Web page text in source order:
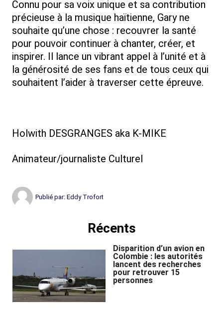
Connu pour sa voix unique et sa contribution
précieuse à la musique haïtienne, Gary ne
souhaite qu’une chose : recouvrer la santé
pour pouvoir continuer à chanter, créer, et
inspirer. Il lance un vibrant appel à l’unité et à
la générosité de ses fans et de tous ceux qui
souhaitent l’aider à traverser cette épreuve.
Holwith DESGRANGES aka K-MIKE
Animateur/journaliste Culturel
Publié par: Eddy Trofort
Récents
Disparition d’un avion en
Colombie : les autorités
lancent des recherches
pour retrouver 15
personnes